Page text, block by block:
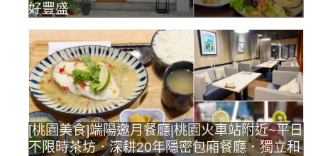
好豐盛
[桃園美食]端陽邀月餐廳|桃園火車站附近~平日
不限時茶坊．深耕20年隱密包廂餐廳．獨立和